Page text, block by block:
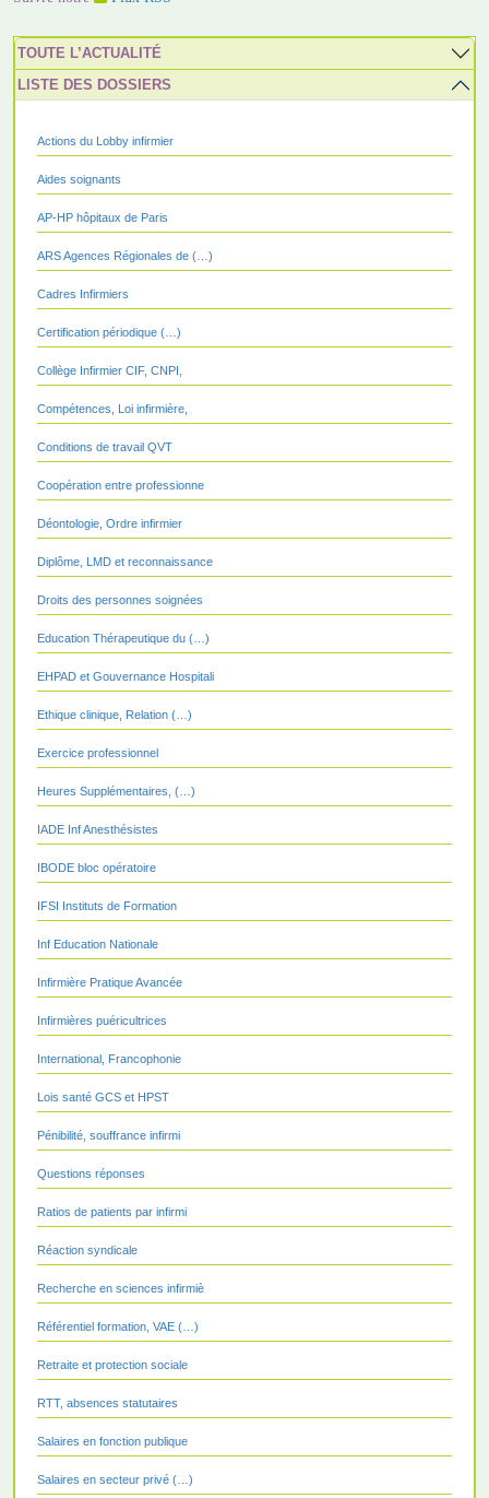
TOUTE L’ACTUALITÉ
LISTE DES DOSSIERS
Actions du Lobby infirmier
Aides soignants
AP-HP hôpitaux de Paris
ARS Agences Régionales de (…)
Cadres Infirmiers
Certification périodique (…)
Collège Infirmier CIF, CNPI,
Compétences, Loi infirmière,
Conditions de travail QVT
Coopération entre professionne
Déontologie, Ordre infirmier
Diplôme, LMD et reconnaissance
Droits des personnes soignées
Education Thérapeutique du (…)
EHPAD et Gouvernance Hospitali
Ethique clinique, Relation (…)
Exercice professionnel
Heures Supplémentaires, (…)
IADE Inf Anesthésistes
IBODE bloc opératoire
IFSI Instituts de Formation
Inf Education Nationale
Infirmière Pratique Avancée
Infirmières puéricultrices
International, Francophonie
Lois santé GCS et HPST
Pénibilité, souffrance infirmi
Questions réponses
Ratios de patients par infirmi
Réaction syndicale
Recherche en sciences infirmiè
Référentiel formation, VAE (…)
Retraite et protection sociale
RTT, absences statutaires
Salaires en fonction publique
Salaires en secteur privé (…)